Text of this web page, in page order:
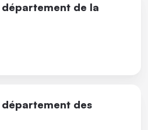
département de la
département des